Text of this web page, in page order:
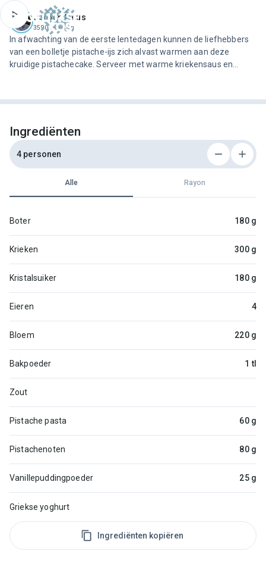
Jeroen Meus
3590 recepten
In afwachting van de eerste lentedagen kunnen de liefhebbers
van een bolletje pistache-ijs zich alvast warmen aan deze
kruidige pistachecake. Serveer met warme kriekensaus en
Ingrediënten
4 personen
Alle Rayon
Boter 180 g
Krieken 300 g
Kristalsuiker 180 g
Eieren 4
Bloem 220 g
Bakpoeder 1 tl
Zout
Pistache pasta 60 g
Pistachenoten 80 g
Vanillepuddingpoeder 25 g
Griekse yoghurt
Ingrediënten kopiëren